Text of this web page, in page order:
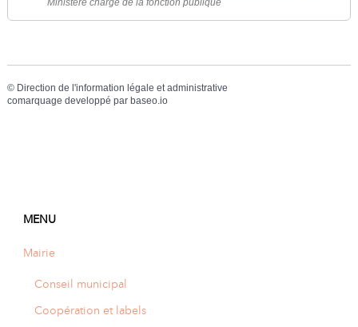
© Direction de l'information légale et administrative
comarquage developpé par baseo.io
MENU
Mairie
Conseil municipal
Coopération et labels